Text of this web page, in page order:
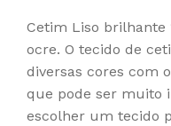
Cetim Liso brilhante
ocre. O tecido de
diversas cores com
que pode ser muito
escolher um tecido